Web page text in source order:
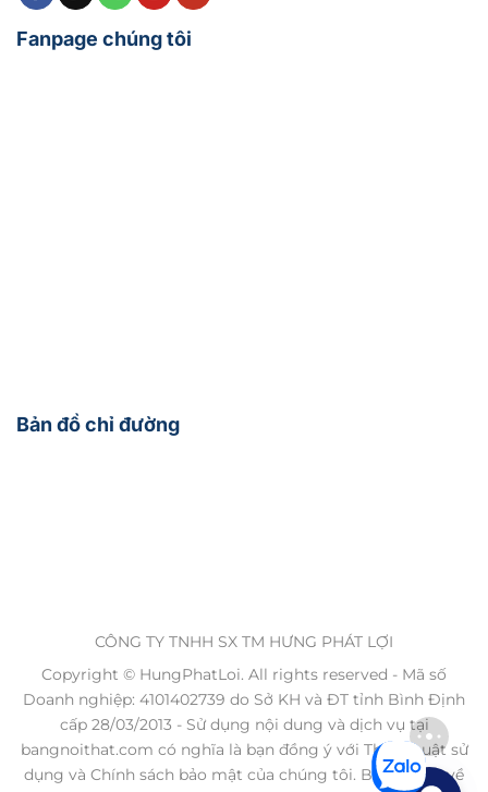
Fanpage chúng tôi
Bản đồ chỉ đường
CÔNG TY TNHH SX TM HƯNG PHÁT LỢI
Copyright © HungPhatLoi. All rights reserved - Mã số
Doanh nghiệp: 4101402739 do Sở KH và ĐT tỉnh Bình Định
cấp 28/03/2013 - Sử dụng nội dung và dịch vụ tại
bangnoithat.com có nghĩa là bạn đồng ý với Thỏa thuật sử
dụng và Chính sách bảo mật của chúng tôi. Bản quyền về